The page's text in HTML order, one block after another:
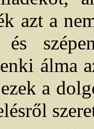
azt a
és
álma
a